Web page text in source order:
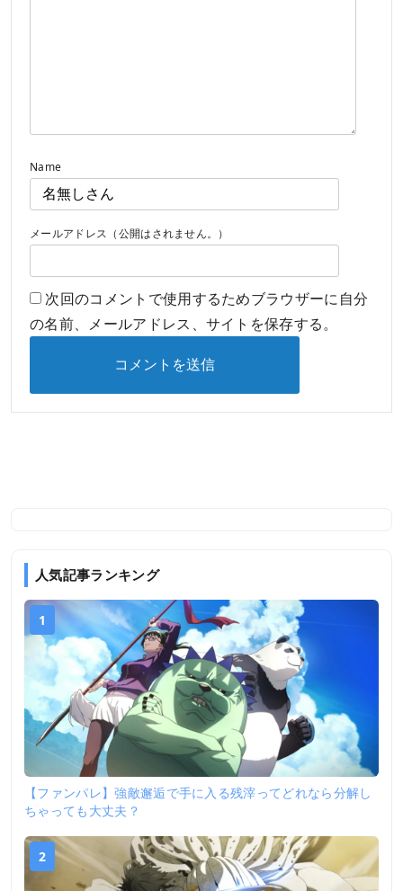
Name
メールアドレス（公開はされません。）
次回のコメントで使用するためブラウザーに自分
の名前、メールアドレス、サイトを保存する。
人気記事ランキング
1
【ファンパレ】強敵邂逅で手に入る残滓ってどれなら分解し
ちゃっても大丈夫？
2